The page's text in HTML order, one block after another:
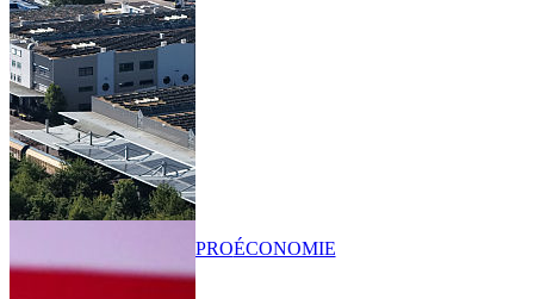
PROÉCONOMIE